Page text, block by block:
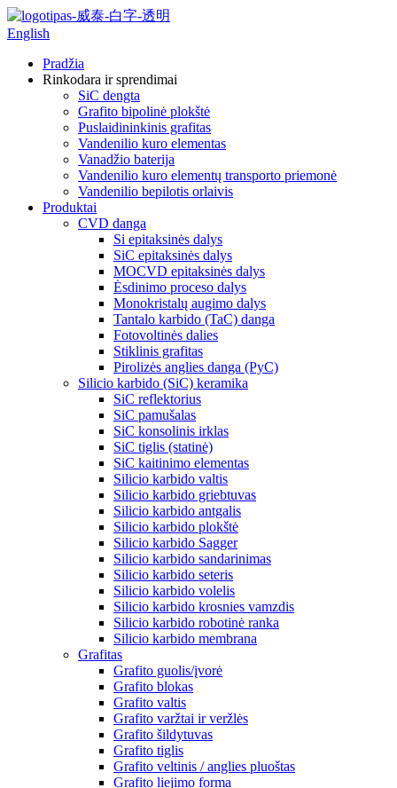
English
Pradžia
Rinkodara ir sprendimai
SiC dengta
Grafito bipolinė plokštė
Puslaidininkinis grafitas
Vandenilio kuro elementas
Vanadžio baterija
Vandenilio kuro elementų transporto priemonė
Vandenilio bepilotis orlaivis
Produktai
CVD danga
Si epitaksinės dalys
SiC epitaksinės dalys
MOCVD epitaksinės dalys
Ėsdinimo proceso dalys
Monokristalų augimo dalys
Tantalo karbido (TaC) danga
Fotovoltinės dalies
Stiklinis grafitas
Pirolizės anglies danga (PyC)
Silicio karbido (SiC) keramika
SiC reflektorius
SiC pamušalas
SiC konsolinis irklas
SiC tiglis (statinė)
SiC kaitinimo elementas
Silicio karbido valtis
Silicio karbido griebtuvas
Silicio karbido antgalis
Silicio karbido plokštė
Silicio karbido Sagger
Silicio karbido sandarinimas
Silicio karbido seteris
Silicio karbido volelis
Silicio karbido krosnies vamzdis
Silicio karbido robotinė ranka
Silicio karbido membrana
Grafitas
Grafito guolis/įvorė
Grafito blokas
Grafito valtis
Grafito varžtai ir veržlės
Grafito šildytuvas
Grafito tiglis
Grafito veltinis / anglies pluoštas
Grafito liejimo forma